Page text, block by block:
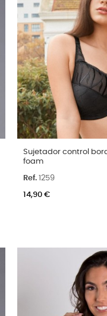
Talla
95C
95D 100D
Color
Sujetador control
foam
Ref. 1259
14,90 €